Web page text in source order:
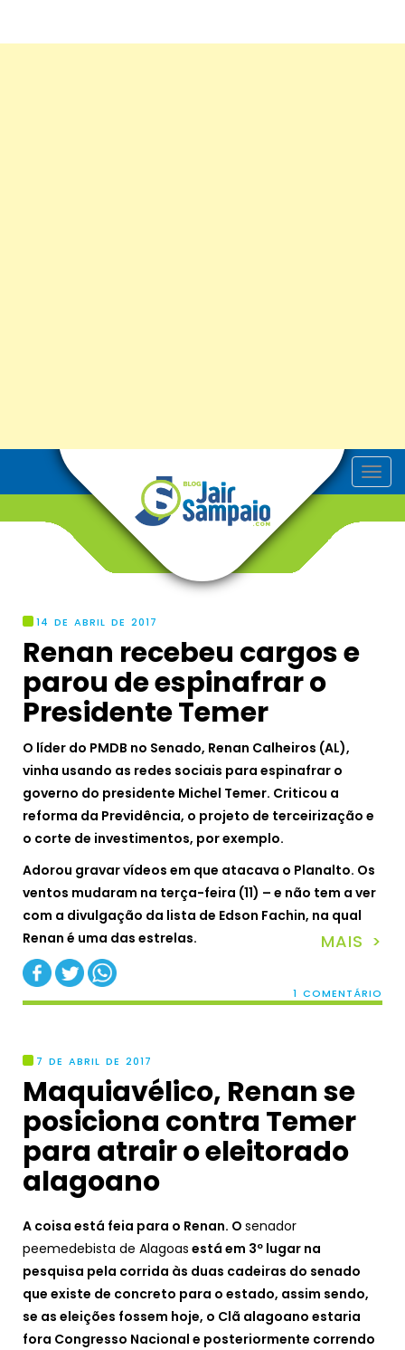
T
o
14 DE ABRIL DE 2017
Renan recebeu cargos e
parou de espinafrar o
Presidente Temer
O líder do PMDB no Senado, Renan Calheiros (AL),
vinha usando as redes sociais para espinafrar o
governo do presidente Michel Temer. Criticou a
reforma da Previdência, o projeto de terceirização e
o corte de investimentos, por exemplo.
Adorou gravar vídeos em que atacava o Planalto. Os
ventos mudaram na terça-feira (11) – e não tem a ver
com a divulgação da lista de Edson Fachin, na qual
Renan é uma das estrelas.
MAIS >
1 COMENTÁRIO
7 DE ABRIL DE 2017
Maquiavélico, Renan se
posiciona contra Temer
para atrair o eleitorado
alagoano
A coisa está feia para o Renan. O senador
peemedebista de Alagoas está em 3º lugar na
pesquisa pela corrida às duas cadeiras do senado
que existe de concreto para o estado, assim sendo,
se as eleições fossem hoje, o Clã alagoano estaria
fora Congresso Nacional e posteriormente correndo